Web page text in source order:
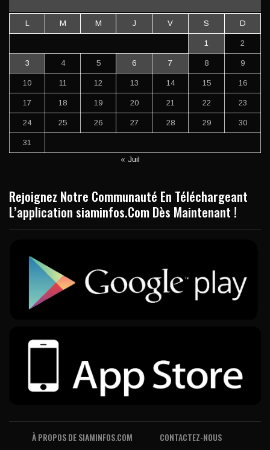
L M M J V S D
1 2
3 4 5 6 7 8 9
10 11 12 13 14 15 16
17 18 19 20 21 22 23
24 25 26 27 28 29 30
31
« Juil
Rejoignez Notre Communauté En Téléchargeant
L’application siaminfos.Com Dès Maintenant !
À PROPOS DE SIAMINFOS.COM
CONTACTEZ-NOUS